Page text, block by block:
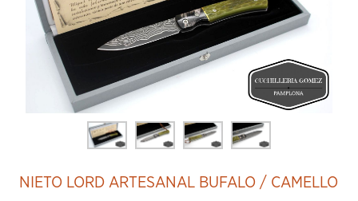
NIETO LORD ARTESANAL BUFALO / CAMELLO